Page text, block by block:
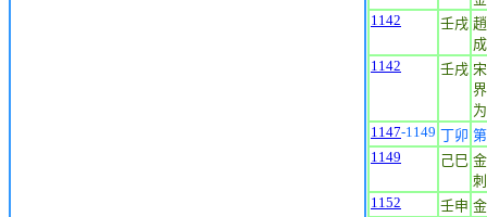
1142
壬戌
1142
壬戌
1147-1149 丁卯
1149
己巳
1152
壬申